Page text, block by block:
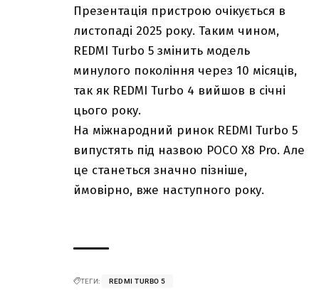
Презентація пристрою очікується в
листопаді 2025 року. Таким чином,
REDMI Turbo 5 змінить модель
минулого покоління через 10 місяців,
так як REDMI Turbo 4 вийшов в січні
цього року.
На міжнародний ринок REDMI Turbo 5
випустять під назвою POCO X8 Pro. Але
це станеться значно пізніше,
ймовірно, вже наступного року.
ТЕГИ: REDMI TURBO 5